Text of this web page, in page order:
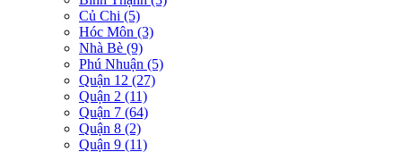
Củ Chi (5)
Hóc Môn (3)
Nhà Bè (9)
Phú Nhuận (5)
Quận 12 (27)
Quận 2 (11)
Quận 7 (64)
Quận 8 (2)
Quận 9 (11)